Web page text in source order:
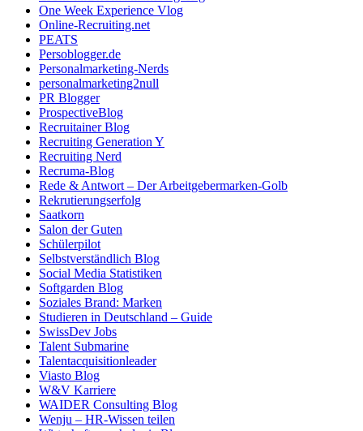
One Week Experience Vlog
Online-Recruiting.net
PEATS
Persoblogger.de
Personalmarketing-Nerds
personalmarketing2null
PR Blogger
ProspectiveBlog
Recruitainer Blog
Recruiting Generation Y
Recruiting Nerd
Recruma-Blog
Rede & Antwort – Der Arbeitgebermarken-Golb
Rekrutierungserfolg
Saatkorn
Salon der Guten
Schülerpilot
Selbstverständlich Blog
Social Media Statistiken
Softgarden Blog
Soziales Brand: Marken
Studieren in Deutschland – Guide
SwissDev Jobs
Talent Submarine
Talentacquisitionleader
Viasto Blog
W&V Karriere
WAIDER Consulting Blog
Wenju – HR-Wissen teilen